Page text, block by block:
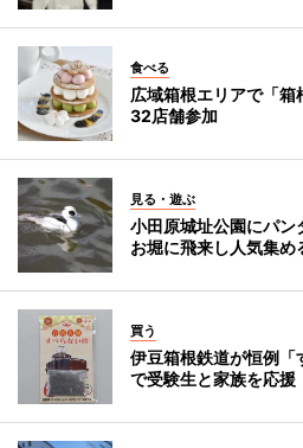
食べる
広域箱根エリアで「
32店舗参加
見る・遊ぶ
小田原城址公園にパ
お堀に飛来し人気集め
買う
伊豆箱根鉄道が恒例
で受験生と家族を応援